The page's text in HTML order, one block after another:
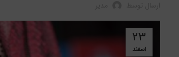
۲۳
اسفند